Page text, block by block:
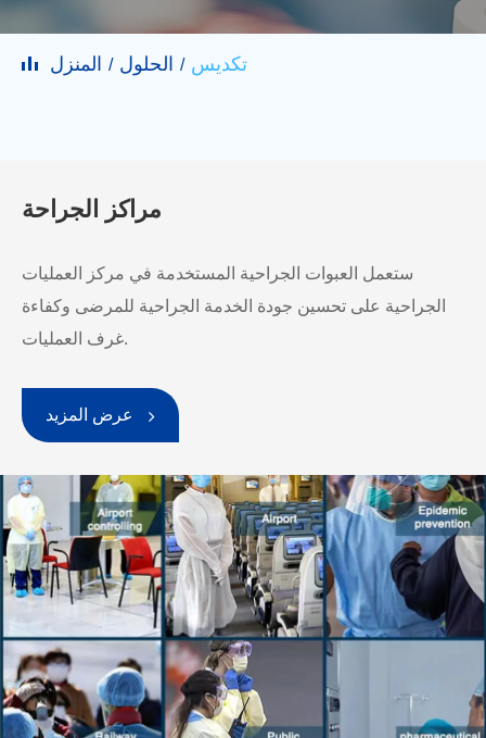
المنزل الحلول تكديس
مراكز الجراحة
ستعمل العبوات الجراحية المستخدمة في مركز العمليات
الجراحية على تحسين جودة الخدمة الجراحية للمرضى وكفاءة
غرف العمليات.